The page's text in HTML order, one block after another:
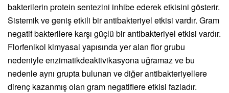
bakterilerin protein sentezini inhibe ederek etkisini gösterir.
Sistemik ve geniş etkili bir antibakteriyel etkisi vardır. Gram
negatif bakterilere karşı güçlü bir antibakteriyel etkisi vardır.
Florfenikol kimyasal yapısında yer alan flor grubu
nedeniyle enzimatikdeaktivikasyona uğramaz ve bu
nedenle aynı grupta bulunan ve diğer antibakteriyellere
direnç kazanmış olan gram negatiflere etkisi fazladır.